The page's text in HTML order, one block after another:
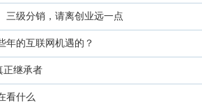
三级分销，请离创业远一点
年的互联网机遇的？
正继承者
看什么